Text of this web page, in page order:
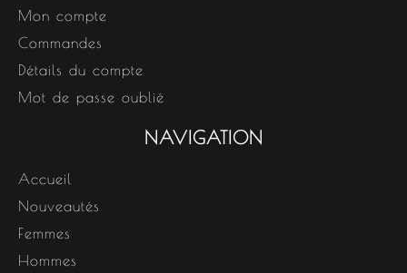
Mon compte
Commandes
Détails du compte
Mot de passe oublié
NAVIGATION
Accueil
Nouveautés
Femmes
Hommes